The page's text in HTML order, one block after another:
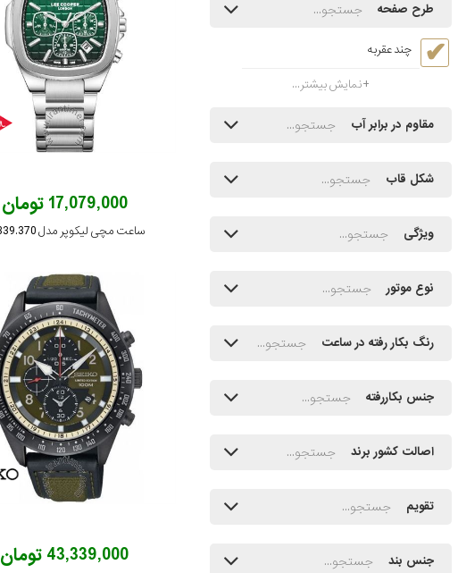
17,079,000 تومان
ساعت مچی لیکوپر مدل LC08339.370
43,339,000 تومان
طرح صفحه
چند عقربه
نمایش بیشتر...
مقاوم در برابر آب
شکل قاب
ویژگی
نوع موتور
رنگ بکار رفته در ساعت
جنس بکاررفته
اصالت کشور برند
تقویم
جنس بند